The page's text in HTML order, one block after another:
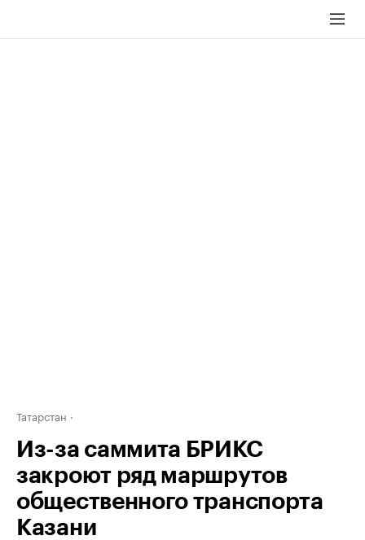
Татарстан
Из-за саммита БРИКС
закроют ряд маршрутов
общественного транспорта
Казани